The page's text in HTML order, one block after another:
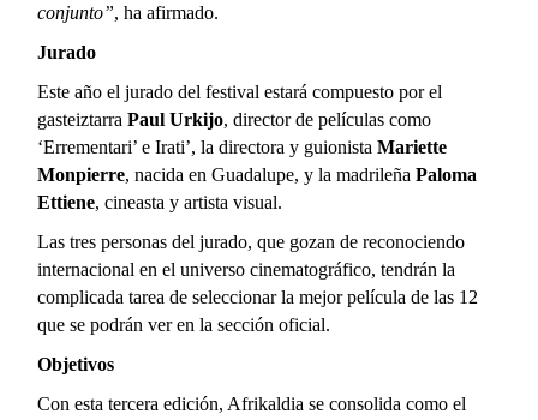
conjunto”, ha afirmado.
Jurado
Este año el jurado del festival estará compuesto por el
gasteiztarraPaul Urkijo, director de películas como
‘Errementari’ e Irati’, la directora y guionistaMariette
Monpierre, nacida en Guadalupe, y la madrileñaPaloma
Ettiene, cineasta y artista visual.
Las tres personas del jurado, que gozan de reconociendo
internacional en el universo cinematográfico, tendrán la
complicada tarea de seleccionar la mejor película de las 12
que se podrán ver en la sección oficial.
Objetivos
Con esta tercera edición, Afrikaldia se consolida como el